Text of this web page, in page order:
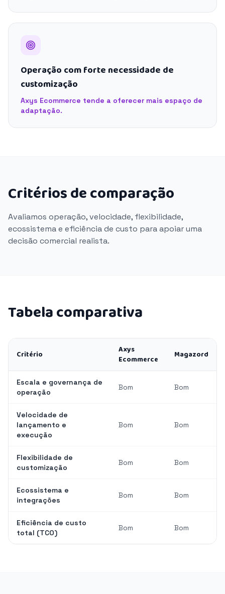
Operação com forte necessidade de
customização
Axys Ecommerce tende a oferecer mais espaço de
adaptação.
Critérios de comparação
Avaliamos operação, velocidade, flexibilidade,
ecossistema e eficiência de custo para apoiar uma
decisão comercial realista.
Tabela comparativa
Critério
Axys
Ecommerce
Magazord
Escala e governança de
operação
Bom Bom
Velocidade de
lançamento e
execução
Bom Bom
Flexibilidade de
customização
Bom Bom
Ecossistema e
integrações
Bom Bom
Eficiência de custo
total (TCO)
Bom Bom